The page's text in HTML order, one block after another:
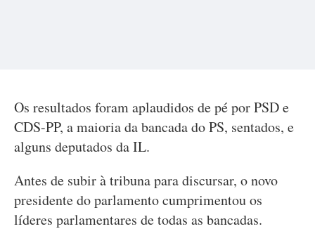
Os resultados foram aplaudidos de pé por PSD e
CDS-PP, a maioria da bancada do PS, sentados, e
alguns deputados da IL.
Antes de subir à tribuna para discursar, o novo
presidente do parlamento cumprimentou os
líderes parlamentares de todas as bancadas.